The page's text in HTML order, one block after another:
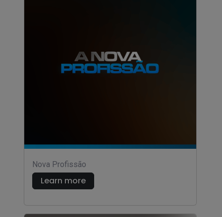
Nova Profissão
Learn more